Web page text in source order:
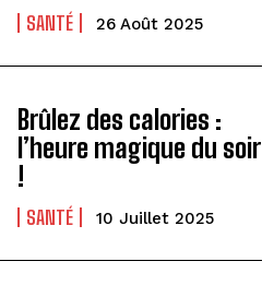
SANTÉ 26 Août 2025
Brûlez des calories :
l’heure magique du soir
!
SANTÉ 10 Juillet 2025